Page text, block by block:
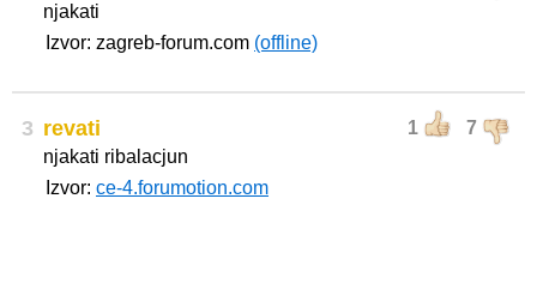
njakati
Izvor: zagreb-forum.com (offline)
3 1 7
revati
njakati ribalacjun
Izvor: ce-4.forumotion.com